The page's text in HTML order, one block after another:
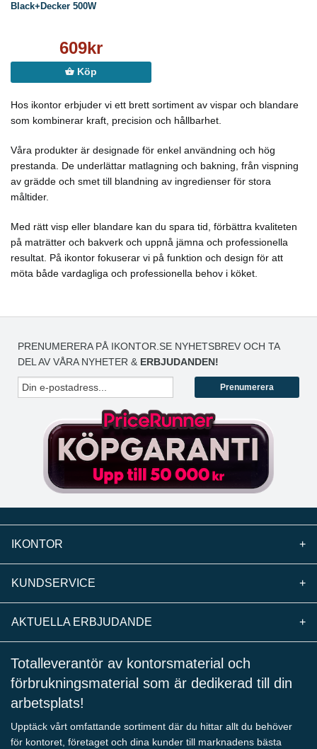
Black+Decker 500W
609kr
Köp
Hos ikontor erbjuder vi ett brett sortiment av vispar och blandare
som kombinerar kraft, precision och hållbarhet.
Våra produkter är designade för enkel användning och hög
prestanda. De underlättar matlagning och bakning, från vispning
av grädde och smet till blandning av ingredienser för stora
måltider.
Med rätt visp eller blandare kan du spara tid, förbättra kvaliteten
på maträtter och bakverk och uppnå jämna och professionella
resultat. På ikontor fokuserar vi på funktion och design för att
möta både vardagliga och professionella behov i köket.
PRENUMERERA PÅ IKONTOR.SE NYHETSBREV OCH TA
DEL AV VÅRA NYHETER & ERBJUDANDEN!
Prenumerera
IKONTOR +
KUNDSERVICE +
AKTUELLA ERBJUDANDE +
Totalleverantör av kontorsmaterial och
förbrukningsmaterial som är dedikerad till din
arbetsplats!
Upptäck vårt omfattande sortiment där du hittar allt du behöver
för kontoret, företaget och dina kunder till marknadens bästa